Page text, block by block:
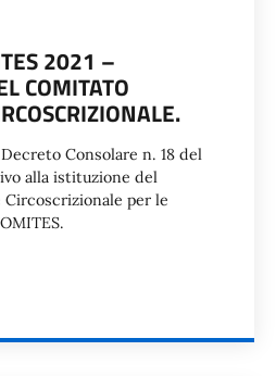
2021 –
COMITATO
Consolare n. 18 del
alla istituzione del
per le